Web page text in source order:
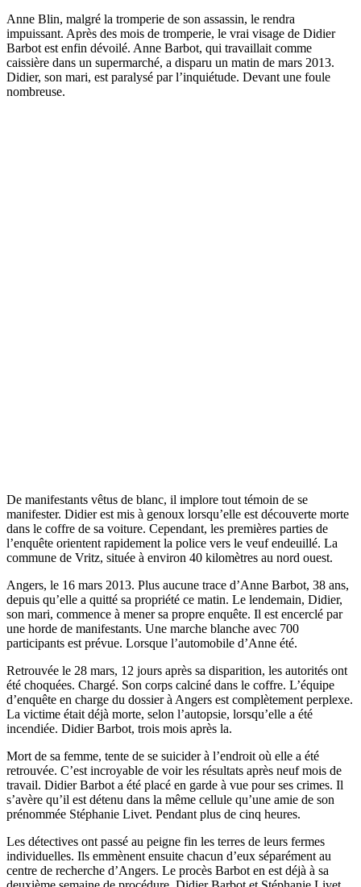
Anne Blin, malgré la tromperie de son assassin, le rendra
impuissant. Après des mois de tromperie, le vrai visage de Didier
Barbot est enfin dévoilé. Anne Barbot, qui travaillait comme
caissière dans un supermarché, a disparu un matin de mars 2013.
Didier, son mari, est paralysé par l’inquiétude. Devant une foule
nombreuse.
De manifestants vêtus de blanc, il implore tout témoin de se
manifester. Didier est mis à genoux lorsqu’elle est découverte morte
dans le coffre de sa voiture. Cependant, les premières parties de
l’enquête orientent rapidement la police vers le veuf endeuillé. La
commune de Vritz, située à environ 40 kilomètres au nord ouest.
Angers, le 16 mars 2013. Plus aucune trace d’Anne Barbot, 38 ans,
depuis qu’elle a quitté sa propriété ce matin. Le lendemain, Didier,
son mari, commence à mener sa propre enquête. Il est encerclé par
une horde de manifestants. Une marche blanche avec 700
participants est prévue. Lorsque l’automobile d’Anne été.
Retrouvée le 28 mars, 12 jours après sa disparition, les autorités ont
été choquées. Chargé. Son corps calciné dans le coffre. L’équipe
d’enquête en charge du dossier à Angers est complètement perplexe.
La victime était déjà morte, selon l’autopsie, lorsqu’elle a été
incendiée. Didier Barbot, trois mois après la.
Mort de sa femme, tente de se suicider à l’endroit où elle a été
retrouvée. C’est incroyable de voir les résultats après neuf mois de
travail. Didier Barbot a été placé en garde à vue pour ses crimes. Il
s’avère qu’il est détenu dans la même cellule qu’une amie de son
prénommée Stéphanie Livet. Pendant plus de cinq heures.
Les détectives ont passé au peigne fin les terres de leurs fermes
individuelles. Ils emmènent ensuite chacun d’eux séparément au
centre de recherche d’Angers. Le procès Barbot en est déjà à sa